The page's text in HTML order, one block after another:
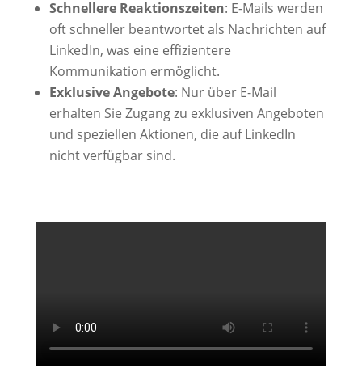
Schnellere Reaktionszeiten: E-Mails werden
oft schneller beantwortet als Nachrichten auf
LinkedIn, was eine effizientere
Kommunikation ermöglicht.
Exklusive Angebote: Nur über E-Mail
erhalten Sie Zugang zu exklusiven Angeboten
und speziellen Aktionen, die auf LinkedIn
nicht verfügbar sind.